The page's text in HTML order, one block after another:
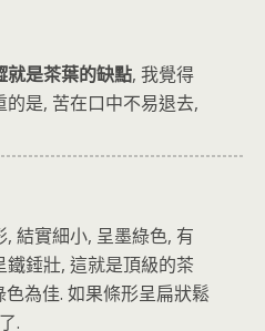
就是茶葉的缺點, 我覺得
是, 苦在口中不易退去,
結實細小, 呈墨綠色, 有
錘壯, 這就是頂級的茶
為佳. 如果條形呈扁狀鬆
.